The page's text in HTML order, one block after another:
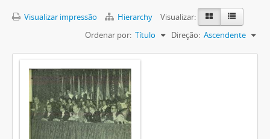
Visualizar impressão Hierarchy
Visualizar:
Ordenar por: Título Direção: Ascendente